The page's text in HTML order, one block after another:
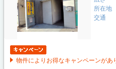
所在地
交通
物件によりお得なキャンペーンがあ